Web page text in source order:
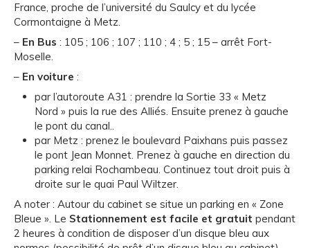
France, proche de l’université du Saulcy et du lycée
Cormontaigne à Metz.
– En Bus : 105 ; 106 ; 107 ; 110 ; 4 ; 5 ; 15 – arrêt Fort-
Moselle.
– En voiture :
par l’autoroute A31 : prendre la Sortie 33 « Metz
Nord » puis la rue des Alliés. Ensuite prenez à gauche
le pont du canal..
par Metz : prenez le boulevard Paixhans puis passez
le pont Jean Monnet. Prenez à gauche en direction du
parking relai Rochambeau. Continuez tout droit puis à
droite sur le quai Paul Wiltzer.
A noter : Autour du cabinet se situe un parking en « Zone
Bleue ». Le Stationnement est facile et gratuit pendant
2 heures à condition de disposer d’un disque bleu aux